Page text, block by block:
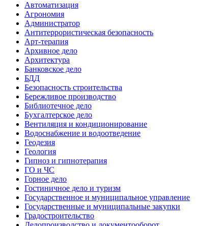
Автоматизация
Агрономия
Администратор
Антитеррористическая безопасность
Арт-терапия
Архивное дело
Архитектура
Банковское дело
БДД
Безопасность строительства
Бережливое производство
Библиотечное дело
Бухгалтерское дело
Вентиляция и кондиционирование
Водоснабжение и водоотведение
Геодезия
Геология
Гипноз и гипнотерапия
ГО и ЧС
Горное дело
Гостиничное дело и туризм
Государственное и муниципальное управление
Государственные и муниципальные закупки
Градостроительство